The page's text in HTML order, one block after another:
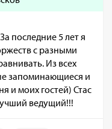
последние 5 лет я
с разными
Из всех
запоминающиеся и
и моих гостей) Стас
ведущий!!!